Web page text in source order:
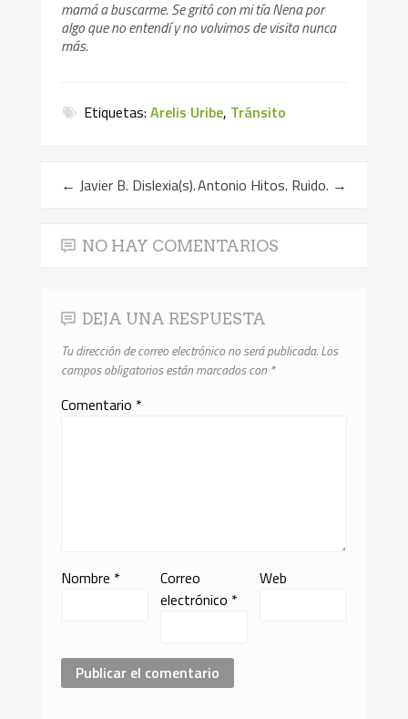
mamá a buscarme. Se gritó con mi tía Nena por
algo que no entendí y no volvimos de visita nunca
más.
Etiquetas:Arelis Uribe, Tránsito
← Javier B. Dislexia(s).Antonio Hitos. Ruido. →
NO HAY COMENTARIOS
DEJA UNA RESPUESTA
Tu dirección de correo electrónico no será publicada.Los
campos obligatorios están marcados con *
Comentario *
Nombre *
Correo
electrónico *
Web